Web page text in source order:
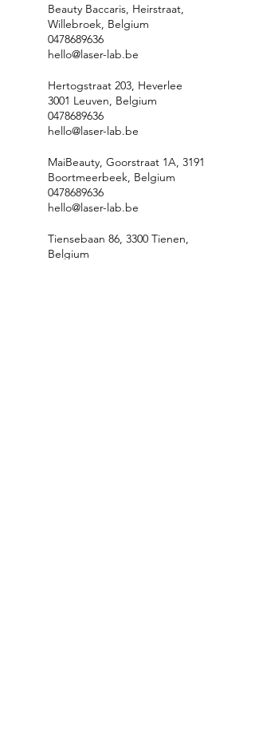
Beauty Baccaris, Heirstraat,
Willebroek, Belgium
0478689636
hello@laser-lab.be
Hertogstraat 203, Heverlee
3001 Leuven, Belgium
0478689636
hello@laser-lab.be
MaiBeauty, Goorstraat 1A, 3191
Boortmeerbeek, Belgium
0478689636
hello@laser-lab.be
Tiensebaan 86, 3300 Tienen,
Belgium